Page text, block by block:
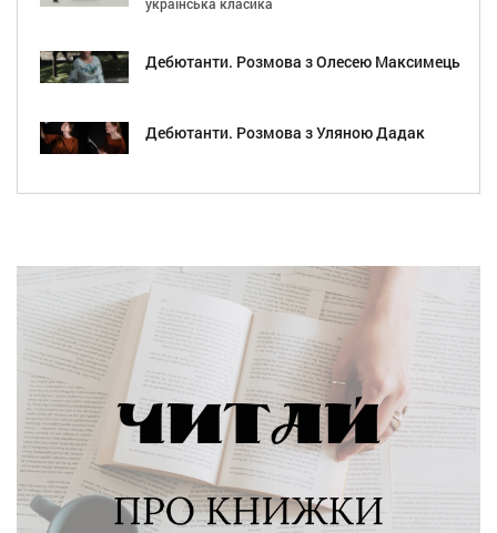
Дебютанти. Розмова з Олесею Максимець
Дебютанти. Розмова з Уляною Дадак